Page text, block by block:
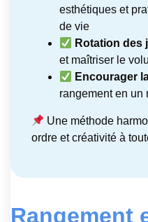
esthétiques et
de vie
Rotation des
et maîtriser le
Encourager
rangement en un
Une méthode
ordre et créativité à
Rangement